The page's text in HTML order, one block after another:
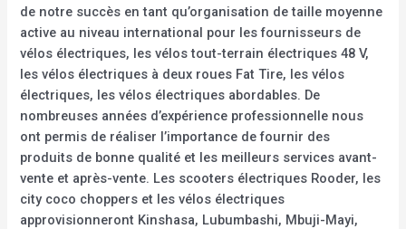
de notre succès en tant qu’organisation de taille moyenne
active au niveau international pour les fournisseurs de
vélos électriques, les vélos tout-terrain électriques 48 V,
les vélos électriques à deux roues Fat Tire, les vélos
électriques, les vélos électriques abordables. De
nombreuses années d’expérience professionnelle nous
ont permis de réaliser l’importance de fournir des
produits de bonne qualité et les meilleurs services avant-
vente et après-vente. Les scooters électriques Rooder, les
city coco choppers et les vélos électriques
approvisionneront Kinshasa, Lubumbashi, Mbuji-Mayi,